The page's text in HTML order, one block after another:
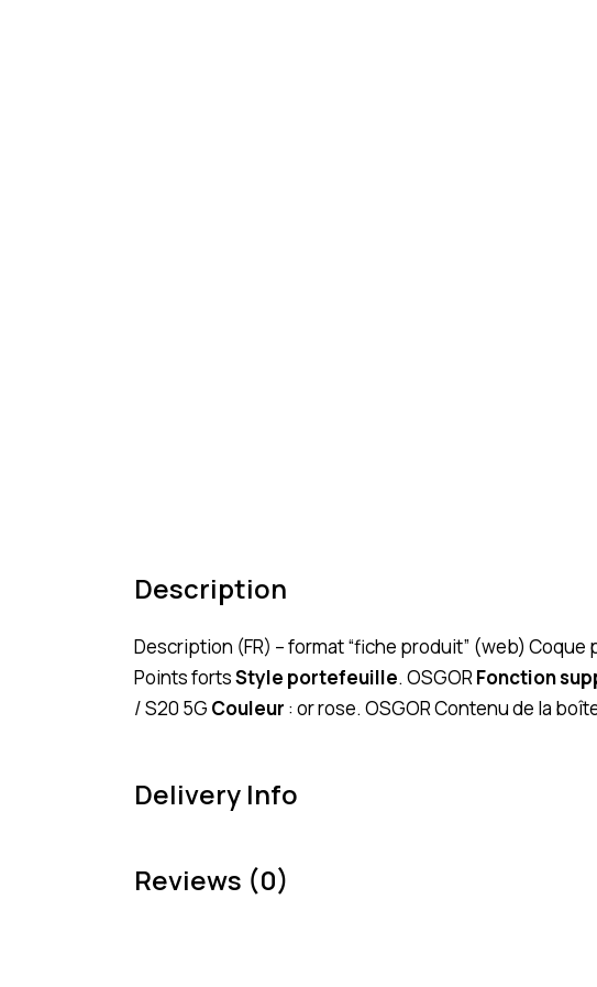
Description
Description (FR) – format “fiche produit” (web)
Points fortsStyle portefeuille. OSGORFonction
/ S20 5G Couleur : or rose. OSGOR Contenu de la
Delivery Info
Reviews (0)